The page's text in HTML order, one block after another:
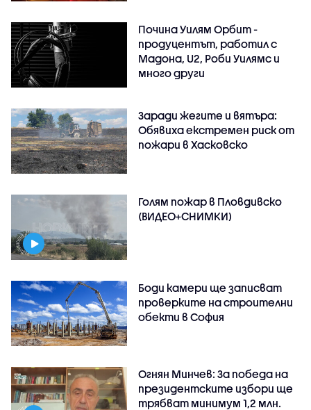
Почина Уилям Орбит -
продуцентът, работил с
Мадона, U2, Роби Уилямс и
много други
Заради жегите и вятъра:
Обявиха екстремен риск от
пожари в Хасковско
Голям пожар в Пловдивско
(ВИДЕО+СНИМКИ)
Боди камери ще записват
проверките на строителни
обекти в София
Огнян Минчев: За победа на
президентските избори ще
трябват минимум 1,2 млн.